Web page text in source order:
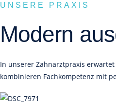
UNSERE PRAXIS
Modern
In unserer Zahnarztpraxis
kombinieren Fachkompetenz mit